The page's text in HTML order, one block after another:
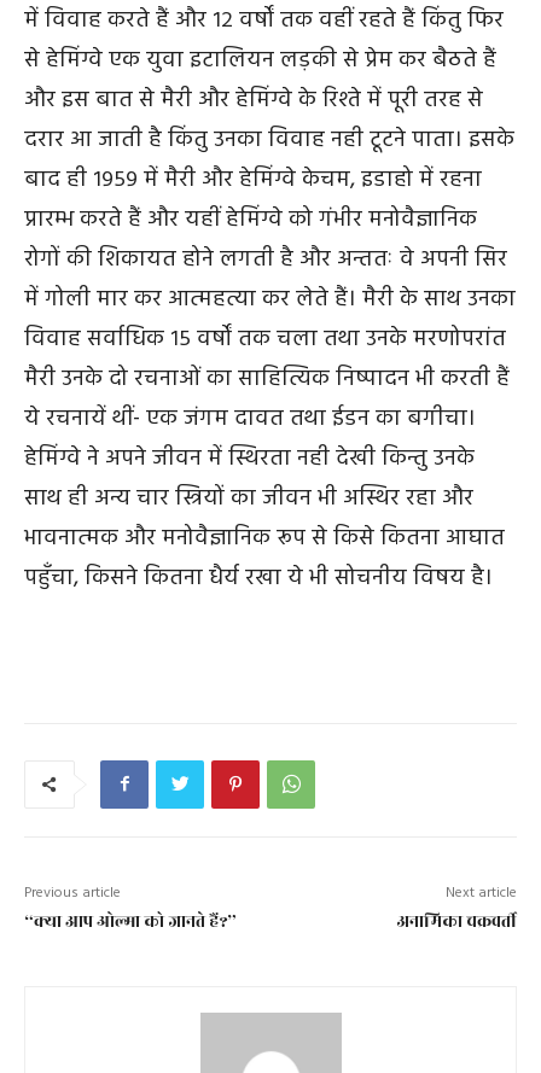
में विवाह करते हैं और १२ वर्षों तक वहीं रहते हैं किंतु फिर
से हेमिंग्वे एक युवा इटालियन लड़की से प्रेम कर बैठते हैं
और इस बात से मैरी और हेमिंग्वे के रिश्ते में पूरी तरह से
दरार आ जाती है किंतु उनका विवाह नही टूटने पाता। इसके
बाद ही १९५९ में मैरी और हेमिंग्वे केचम, इडाहो में रहना
प्रारम्भ करते हैं और यहीं हेमिंग्वे को गंभीर मनोवैज्ञानिक
रोगों की शिकायत होने लगती है और अन्ततः वे अपनी सिर
में गोली मार कर आत्महत्या कर लेते हैं। मैरी के साथ उनका
विवाह सर्वाधिक १५ वर्षों तक चला तथा उनके मरणोपरांत
मैरी उनके दो रचनाओं का साहित्यिक निष्पादन भी करती हैं
ये रचनायें थीं- एक जंगम दावत तथा ईडन का बगीचा।
हेमिंग्वे ने अपने जीवन में स्थिरता नही देखी किन्तु उनके
साथ ही अन्य चार स्त्रियों का जीवन भी अस्थिर रहा और
भावनात्मक और मनोवैज्ञानिक रूप से किसे कितना आघात
पहुँचा, किसने कितना धैर्य रखा ये भी सोचनीय विषय है।
Previous article
“क्या आप ओल्गा को जानते हैं?”
Next article
अनामिका चक्रवर्ती